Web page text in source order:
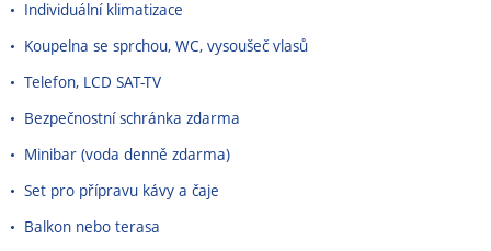
Individuální klimatizace
Koupelna se sprchou, WC, vysoušeč vlasů
Telefon, LCD SAT-TV
Bezpečnostní schránka zdarma
Minibar (voda denně zdarma)
Set pro přípravu kávy a čaje
Balkon nebo terasa